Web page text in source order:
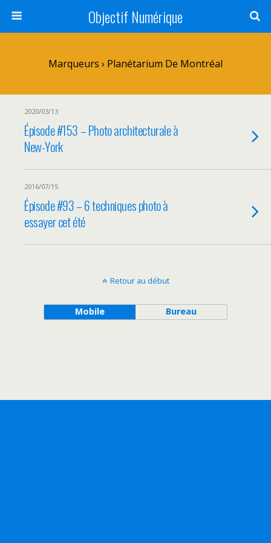
Objectif Numérique
Marqueurs › Planétarium De Montréal
2020/03/13
Épisode #153 – Photo architecturale à
New-York
2016/07/15
Épisode #93 – 6 techniques photo à
essayer cet été
Retour au début
Mobile Bureau